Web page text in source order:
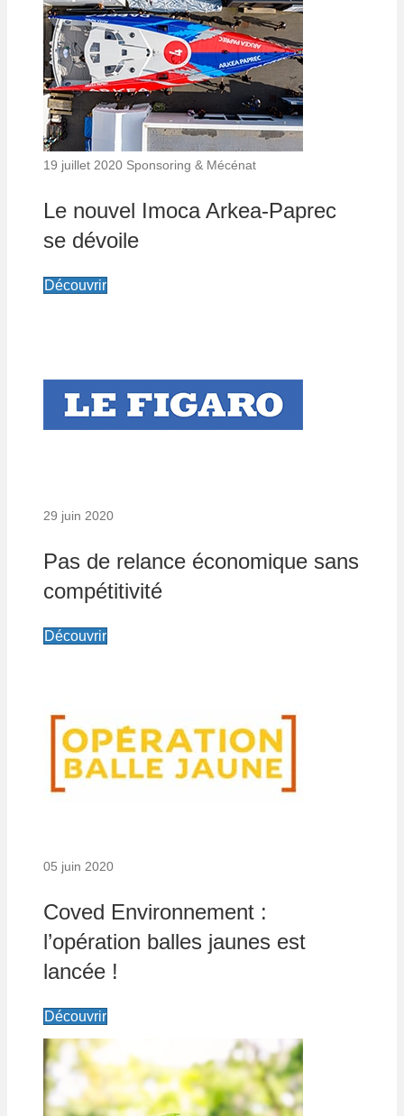
19 juillet 2020 Sponsoring & Mécénat
Le nouvel Imoca Arkea-Paprec
se dévoile
Découvrir
29 juin 2020
Pas de relance économique sans
compétitivité
Découvrir
05 juin 2020
Coved Environnement :
l’opération balles jaunes est
lancée !
Découvrir